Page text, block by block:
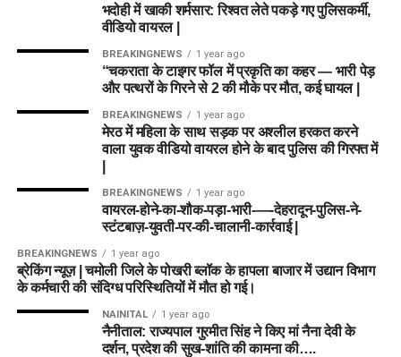
ML-W vs TRT-W Dream11 Prediction Match 25 | The
Conclusion & Match Winner
Prediction (मैच परिणाम पूर्वानुमान)
ML vs TRT Match 25एक हाई-वोल्टेज मुकाबला होने की पूरी उम्मीद
है। दोनों टीमों की हालिया फॉर्म और खिलाड़ियों के आंकड़ों को देखा जाए तो
Trent Rockets (TRT)
हालांकि, MI London के ऑलराउंडर्स भी पासा पलटने में सक्षम हैं।
डिस्क्लेमर: इस खेल में वित्तीय जोखिम का तत्व शामिल है और इसकी आदत
पड़ सकती है। कृपया अपनी जिम्मेदारी और समझदारी से खेलें।
ML-W vs TRT-W Dream11 Prediction Match 25 | The
Hundred Women 2026
(Captain & Vice-Captain
Suggestions)
स्मॉल लीग (Small League / Head-to-
कप्तान (C):
उप-कप्तान (VC):Nat Sciver-Brunt
ग्रैंड लीग (Grand League / Multi-
Entry):
कप्तान (C):Amelia Kerr
उप-कप्तान (VC):Ashleigh Gardner
भदोही में खाकी शर्मसार: रिश्वत लेते पकड़े गए पुलिसकर्मी,
वीडियो वायरल |
BREAKINGNEWS 1 year ago
“चकराता के टाइगर फॉल में प्रकृति का कहर — भारी पेड़
और पत्थरों के गिरने से 2 की मौके पर मौत, कई घायल |
BREAKINGNEWS 1 year ago
मेरठ में महिला के साथ सड़क पर अश्लील हरकत करने
वाला युवक वीडियो वायरल होने के बाद पुलिस की गिरफ्त में
BREAKINGNEWS 1 year ago
वायरल-होने-का-शौक-पड़ा-भारी-—-देहरादून-पुलिस-ने-
स्टंटबाज़-युवती-पर-की-चालानी-कार्रवाई |
BREAKINGNEWS 1 year ago
ब्रेकिंग न्यूज़ | चमोली जिले के पोखरी ब्लॉक के हापला बाजार में उद्यान विभाग
के कर्मचारी की संदिग्ध परिस्थितियों में मौत हो गई।
NAINITAL 1 year ago
नैनीताल: राज्यपाल गुरमीत सिंह ने किए मां नैना देवी के
दर्शन, प्रदेश की सुख-शांति की कामना की….